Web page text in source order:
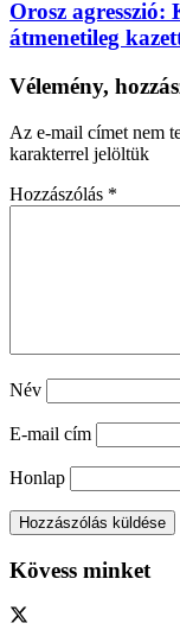
Orosz
átmenetileg
Vélemény,
Az e-mail címet nem
karakterrel jelöltük
Hozzászólás *
Név
E-mail cím
Honlap
Kövess minket